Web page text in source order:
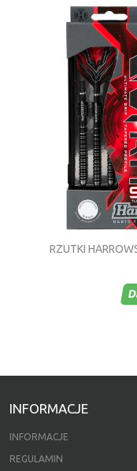
RZUTKI
INFORMACJE
INFORMACJE
REGULAMIN